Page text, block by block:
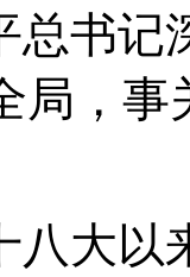
总书记
局，事
八大以